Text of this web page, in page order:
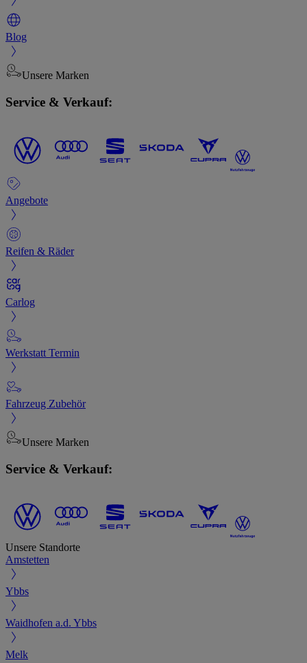
Blog
Unsere Marken
Service & Verkauf:
Angebote
Reifen & Räder
Carlog
Werkstatt Termin
Fahrzeug Zubehör
Unsere Marken
Service & Verkauf:
Unsere Standorte
Amstetten
Ybbs
Waidhofen a.d. Ybbs
Melk